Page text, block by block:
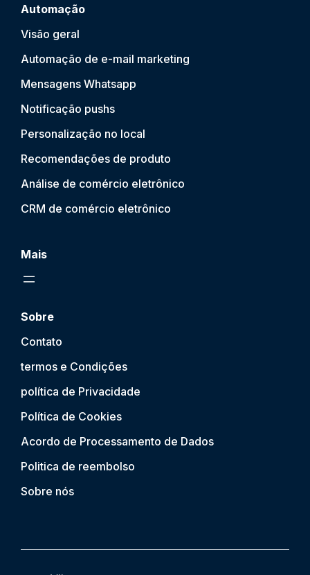
Automação
Visão geral
Automação de e-mail marketing
Mensagens Whatsapp
Notificação pushs
Personalização no local
Recomendações de produto
Análise de comércio eletrônico
CRM de comércio eletrônico
Mais
Sobre
Contato
termos e Condições
política de Privacidade
Política de Cookies
Acordo de Processamento de Dados
Politica de reembolso
Sobre nós